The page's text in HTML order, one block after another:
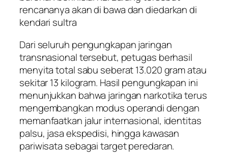
rencananya akan di bawa dan diedarkan di
kendari sultra
Dari seluruh pengungkapan jaringan
transnasional tersebut, petugas berhasil
menyita total sabu seberat 13.020 gram atau
sekitar 13 kilogram. Hasil pengungkapan ini
menunjukkan bahwa jaringan narkotika terus
mengembangkan modus operandi dengan
memanfaatkan jalur internasional, identitas
palsu, jasa ekspedisi, hingga kawasan
pariwisata sebagai target peredaran.